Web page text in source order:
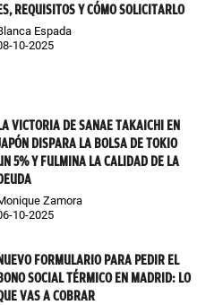
REQUISITOS Y CÓMO SOLICITARLO
Espada
10-2025
LA VICTORIA DE SANAE TAKAICHI EN
DISPARA LA BOLSA DE TOKIO
5% Y FULMINA LA CALIDAD DE LA
DEUDA
Zamora
10-2025
FORMULARIO PARA PEDIR EL
SOCIAL TÉRMICO EN MADRID: LO
VAS A COBRAR